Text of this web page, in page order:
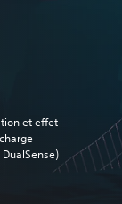
et effet